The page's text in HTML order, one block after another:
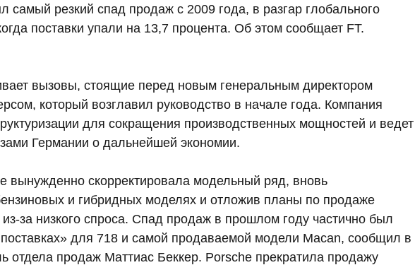
самый резкий спад продаж с 2009 года, в разгар глобального
поставки упали на 13,7 процента. Об этом сообщает FT.
вызовы, стоящие перед новым генеральным директором
который возглавил руководство в начале года. Компания
для сокращения производственных мощностей и ведет
Германии о дальнейшей экономии.
вынужденно скорректировала модельный ряд, вновь
и гибридных моделях и отложив планы по продаже
за низкого спроса. Спад продаж в прошлом году частично был
для 718 и самой продаваемой модели Macan, сообщил в
отдела продаж Маттиас Беккер. Porsche прекратила продажу